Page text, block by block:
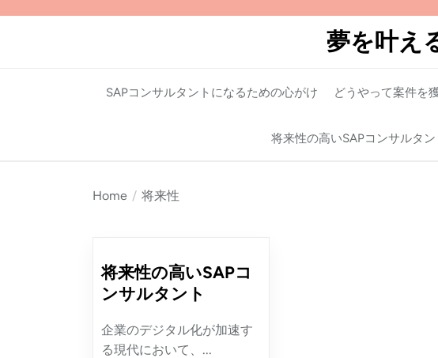
夢を叶え
SAPコンサルタントになるための心がけ どうやって案件を
将来性の高いSAPコンサルタン
Home 将来性
将来性の高いSAPコ
ンサルタント
企業のデジタル化が加速す
る現代において、...